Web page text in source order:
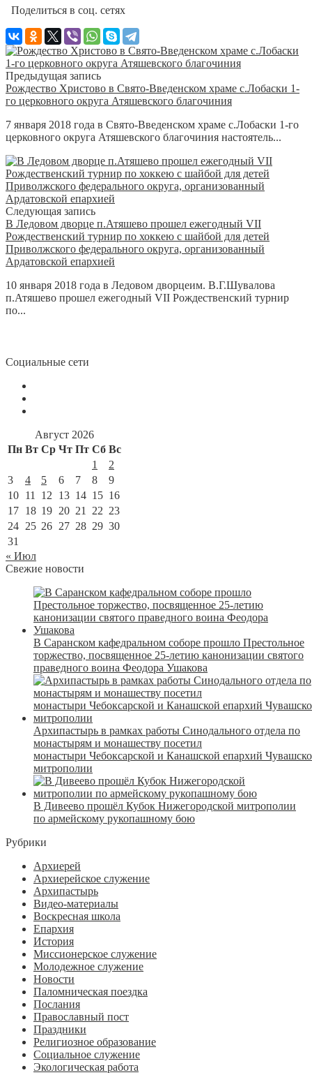
Поделиться в соц. сетях
Предыдущая запись
Рождество Христово в Свято-Введенском храме с.Лобаски 1-
го церковного округа Атяшевского благочиния
7 января 2018 года в Свято-Введенском храме с.Лобаски 1-го
церковного округа Атяшевского благочиния настоятель...
Следующая запись
В Ледовом дворце п.Атяшево прошел ежегодный VII
Рождественский турнир по хоккею с шайбой для детей
Приволжского федерального округа, организованный
Ардатовской епархией
10 января 2018 года в Ледовом дворцеим. В.Г.Шувалова
п.Атяшево прошел ежегодный VII Рождественский турнир
по...
Социальные сети
Август 2026
Пн Вт Ср Чт Пт Сб Вс
1
2
3
4 5 6 7 8
9
10 11 12 13 14 15 16
17 18 19 20 21 22 23
24 25 26 27 28 29 30
31
« Июл
Свежие новости
В Саранском кафедральном соборе прошло Престольное
торжество, посвященное 25-летию канонизации святого
праведного воина Феодора Ушакова
Архипастырь в рамках работы Синодального отдела по
монастырям и монашеству посетил
монастыри Чебоксарской и Канашской епархий
митрополии
В Дивеево прошёл Кубок Нижегородской митрополии
по армейскому рукопашному бою
Рубрики
Архиерей
Архиерейское служение
Архипастырь
Видео-материалы
Воскресная школа
Епархия
История
Миссионерское служение
Молодежное служение
Новости
Паломническая поездка
Послания
Православный пост
Праздники
Религиозное образование
Социальное служение
Экологическая работа